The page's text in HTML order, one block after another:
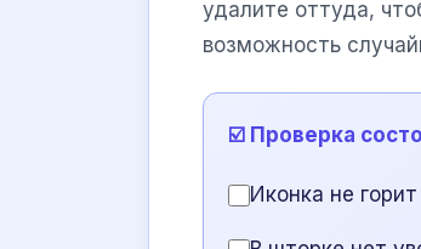
удалите оттуда,
возможность
☑️ Проверка
Иконка не